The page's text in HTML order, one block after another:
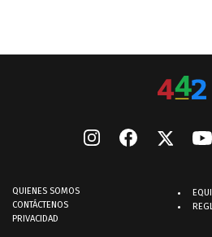
QUIENES SOMOS
CONTÁCTENOS
PRIVACIDAD